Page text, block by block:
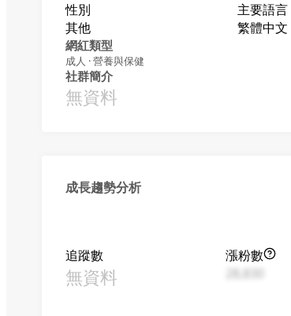
性別
其他
主要語言
繁體中文
網紅類型
成人 · 營養與保健
社群簡介
無資料
成長趨勢分析
追蹤數
無資料
漲粉數